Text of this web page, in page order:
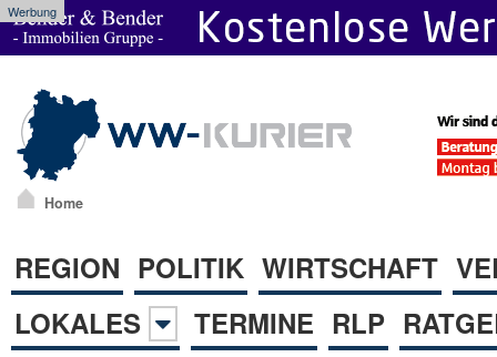
Werbung
Home
REGION POLITIK WIRTSCHAFT
LOKALES
TERMINE RLP